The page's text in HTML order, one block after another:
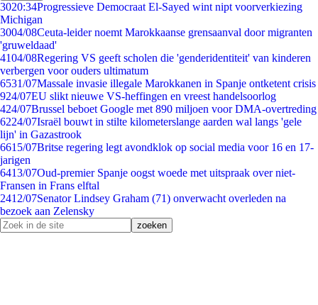
3020:34Progressieve Democraat El-Sayed wint nipt voorverkiezing
Michigan
3004/08Ceuta-leider noemt Marokkaanse grensaanval door migranten
'gruweldaad'
4104/08Regering VS geeft scholen die 'genderidentiteit' van kinderen
verbergen voor ouders ultimatum
6531/07Massale invasie illegale Marokkanen in Spanje ontketent crisis
924/07EU slikt nieuwe VS-heffingen en vreest handelsoorlog
424/07Brussel beboet Google met 890 miljoen voor DMA-overtreding
6224/07Israël bouwt in stilte kilometerslange aarden wal langs 'gele
lijn' in Gazastrook
6615/07Britse regering legt avondklok op social media voor 16 en 17-
jarigen
6413/07Oud-premier Spanje oogst woede met uitspraak over niet-
Fransen in Frans elftal
2412/07Senator Lindsey Graham (71) onverwacht overleden na
bezoek aan Zelensky